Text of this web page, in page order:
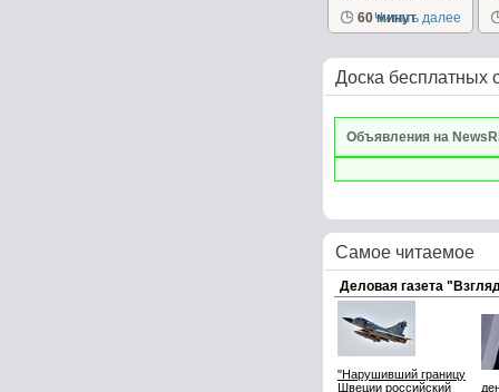
повседневный...
60 минут
Читать далее
Доска бесплатных
Объявления на
Самое читаемое